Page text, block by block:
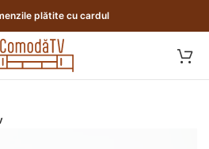
plătite cu cardul